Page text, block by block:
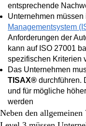
entsprechende
Unternehmen
Managementsystem
Anforderungen der
kann auf ISO 27001
spezifischen Kriterien
Das Unternehmen
TISAX® durchführen.
und für mögliche
werden
Neben den allgemeinen